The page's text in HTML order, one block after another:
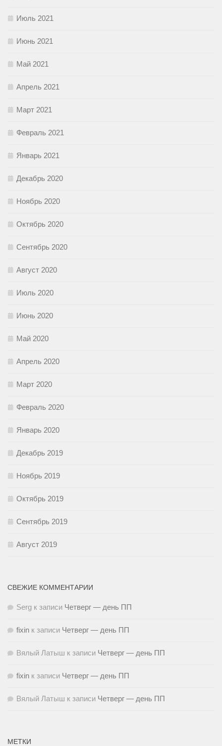
Июль 2021
Июнь 2021
Май 2021
Апрель 2021
Март 2021
Февраль 2021
Январь 2021
Декабрь 2020
Ноябрь 2020
Октябрь 2020
Сентябрь 2020
Август 2020
Июль 2020
Июнь 2020
Май 2020
Апрель 2020
Март 2020
Февраль 2020
Январь 2020
Декабрь 2019
Ноябрь 2019
Октябрь 2019
Сентябрь 2019
Август 2019
СВЕЖИЕ КОММЕНТАРИИ
Serg к записи Четверг — день ПП
fixin к записи Четверг — день ПП
Вялый Латыш к записи Четверг — день ПП
fixin к записи Четверг — день ПП
Вялый Латыш к записи Четверг — день ПП
МЕТКИ